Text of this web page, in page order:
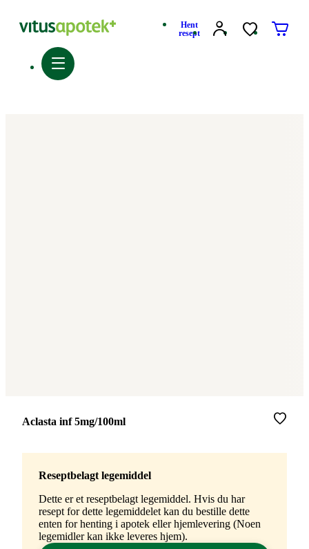
Hent
resept
Merke:
Aclasta inf 5mg/100ml
Reseptbelagt legemiddel
Dette er et reseptbelagt legemiddel. Hvis du har
resept for dette legemiddelet kan du bestille dette
enten for henting i apotek eller hjemlevering (Noen
legemidler kan ikke leveres hjem).